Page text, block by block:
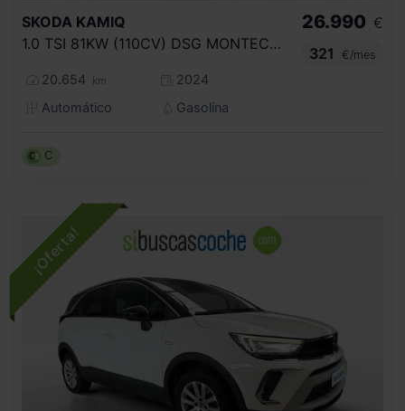
SKODA KAMIQ
1.0 TSI 81KW (110CV) DSG MONTECARLO
20.654 km
2024
Automático
Gasolina
26.990 €
321
€/mes
C